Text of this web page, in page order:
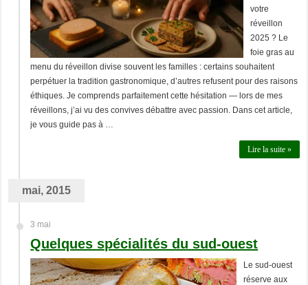
votre
réveillon
2025 ? Le
foie gras au
menu du réveillon divise souvent les familles : certains souhaitent
perpétuer la tradition gastronomique, d’autres refusent pour des raisons
éthiques. Je comprends parfaitement cette hésitation — lors de mes
réveillons, j’ai vu des convives débattre avec passion. Dans cet article,
je vous guide pas à …
Lire la suite »
mai, 2015
3 mai
Quelques spécialités du sud-ouest
Le sud-ouest
réserve aux